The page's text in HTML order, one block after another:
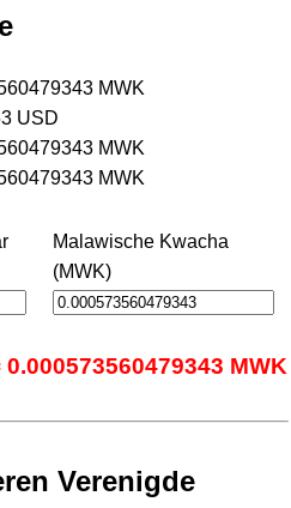
MWK
USD
MWK
MWK
Malawische Kwacha
(MWK)
MWK
Verenigde